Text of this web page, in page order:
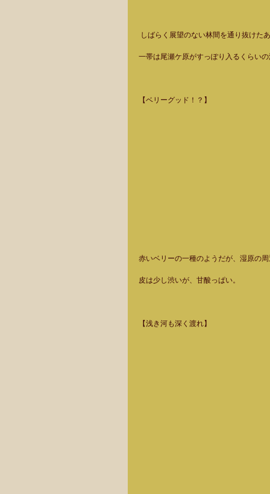
しばらく展望のない林間を通り抜けた
一帯は尾瀬ケ原がすっぽり入るくらい
【ベリーグッド！？】
赤いベリーの一種のようだが、湿原の
皮は少し渋いが、甘酸っぱい。
【浅き河も深く渡れ】